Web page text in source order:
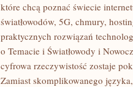
które chcą poznać świecie
światłowodów, 5G, chmury,
praktycznych rozwiązań
o Temacie i Światłowody i
cyfrowa rzeczywistość zostaje
Zamiast skomplikowanego